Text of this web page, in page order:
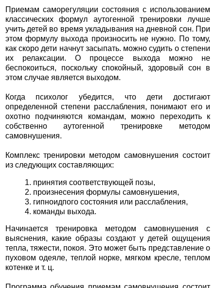
Приемам саморегуляции состояния с использованием
классических формул аутогенной тренировки лучше
учить детей во время укладывания на дневной сон. При
этом формулу выхода произносить не нужно. По тому,
как скоро дети начнут засыпать. можно судить о степени
их релаксации. О процессе выхода можно не
беспокоиться, поскольку спокойный, здоровый сон в
этом случае является выходом.
Когда психолог убедится, что дети достигают
определенной степени расслабления, понимают его и
охотно подчиняются командам, можно переходить к
собственно аутогенной тренировке методом
самовнушения.
Комплекс тренировки методом самовнушения состоит
из следующих составляющих:
1. принятия соответствующей позы,
2. произнесения формулы самовнушения,
3. гипноидпого состояния или расслабления,
4. команды выхода.
Начинается тренировка методом самовнушения с
выяснения, какие образы создают у детей ощущения
тепла, тяжести, покоя. Это может быть представление о
пуховом одеяле, теплой норке, мягком кресле, теплом
котенке и т. ц.